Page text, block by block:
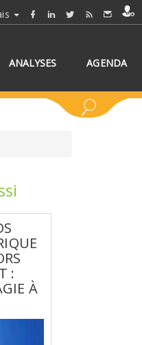
ANALYSES AGENDA
:
À